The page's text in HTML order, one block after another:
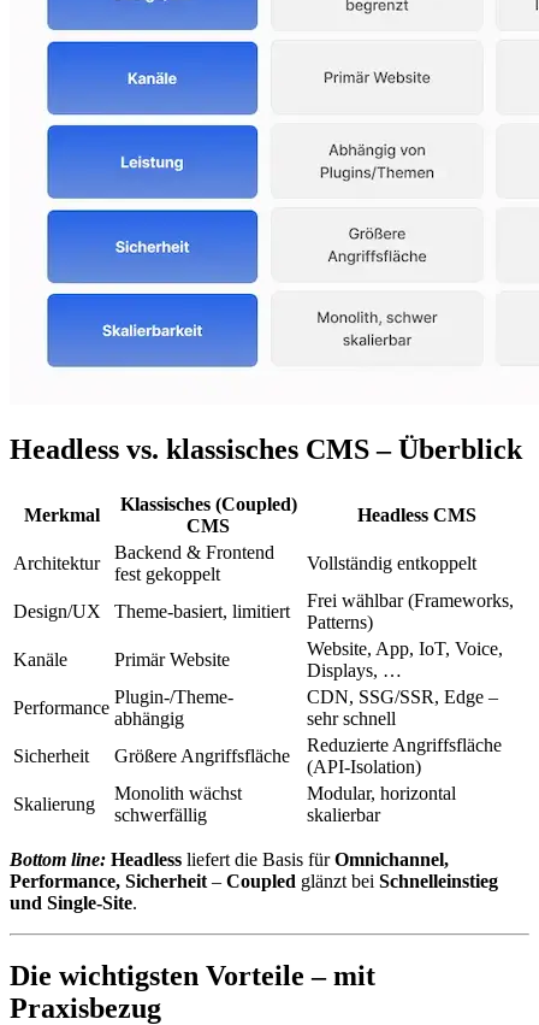
Headless vs. klassisches CMS – Überblick
Merkmal
Klassisches (Coupled)
CMS
Headless CMS
Architektur
Backend & Frontend
fest gekoppelt
Vollständig entkoppelt
Design/UX Theme-basiert, limitiert
Frei wählbar (Frameworks,
Patterns)
Kanäle
Primär Website
Website, App, IoT, Voice,
Displays, …
Performance
Plugin-/Theme-
abhängig
CDN, SSG/SSR, Edge –
sehr schnell
Sicherheit
Größere Angriffsfläche
Reduzierte Angriffsfläche
(API-Isolation)
Skalierung
Monolith wächst
schwerfällig
Modular, horizontal
skalierbar
Bottom line: Headless liefert die Basis fürOmnichannel,
Performance, Sicherheit – Coupled glänzt bei Schnelleinstieg
und Single-Site.
Die wichtigsten Vorteile – mit
Praxisbezug